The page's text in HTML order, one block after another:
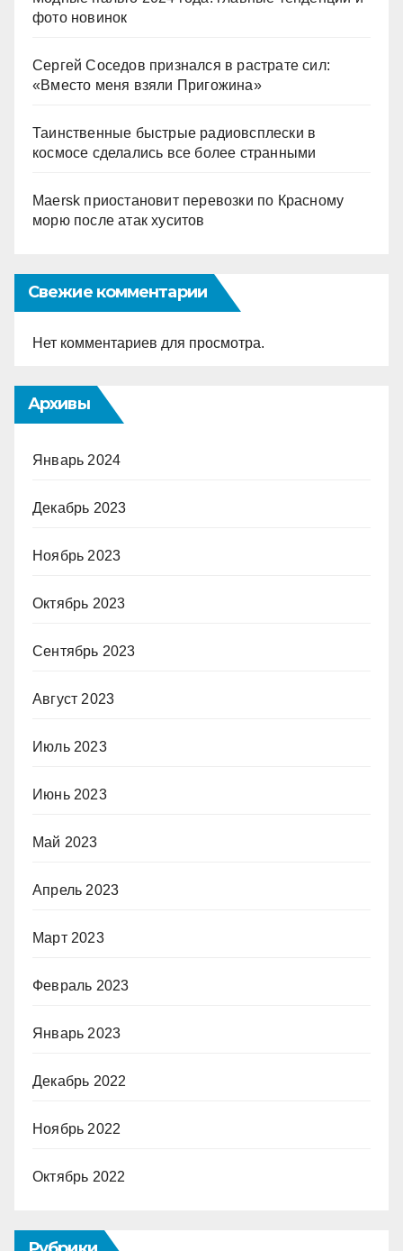
фото новинок
Сергей Соседов признался в растрате сил:
«Вместо меня взяли Пригожина»
Таинственные быстрые радиовсплески в
космосе сделались все более странными
Maersk приостановит перевозки по Красному
морю после атак хуситов
Свежие комментарии
Нет комментариев для просмотра.
Архивы
Январь 2024
Декабрь 2023
Ноябрь 2023
Октябрь 2023
Сентябрь 2023
Август 2023
Июль 2023
Июнь 2023
Май 2023
Апрель 2023
Март 2023
Февраль 2023
Январь 2023
Декабрь 2022
Ноябрь 2022
Октябрь 2022